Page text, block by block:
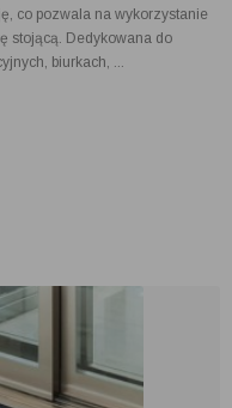
co pozwala na wykorzystanie
stojącą. Dedykowana do
biurkach, ...